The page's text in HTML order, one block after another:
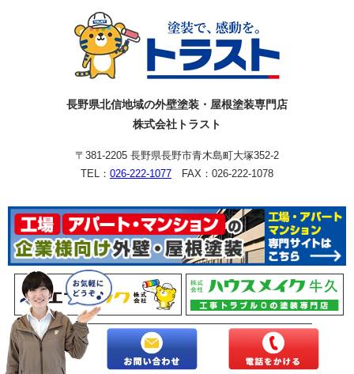
長野県北信地域の外壁塗装・屋根塗装専門店
株式会社トラスト
〒381-2205 長野県長野市青木島町大塚352-2
TEL： 026-222-1077 FAX：026-222-1078